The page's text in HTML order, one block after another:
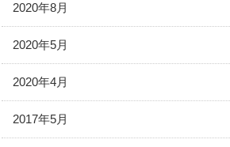
2020年8月
2020年5月
2020年4月
2017年5月